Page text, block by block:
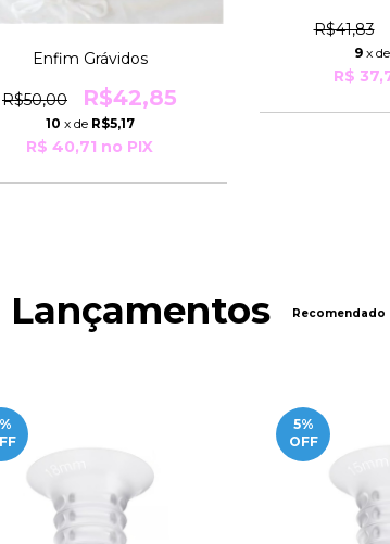
Enfim Grávidos
R$50,00 R$42,85
10 x de R$5,17
R$ 40,71 no PIX
R$41,83
9 x de
R$
Lançamentos Recomendado
5%
OFF